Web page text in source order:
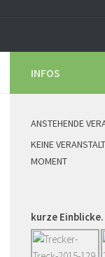
INFOS
ANSTEHENDE
KEINE
MOMENT
kurze